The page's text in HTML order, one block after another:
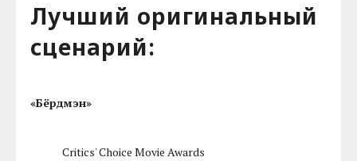
Лучший оригинальный
сценарий:
«Бёрдмэн»
Critics' Choice Movie Awards